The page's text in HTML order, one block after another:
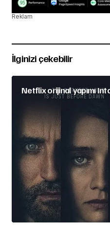
Reklam
İlginizi çekebilir
Netflix orijinal yapımı